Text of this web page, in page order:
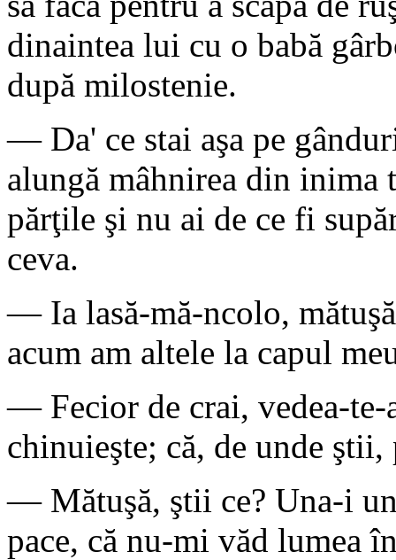
dinaintea lui cu o babă
după milostenie.
— Da' ce stai aşa pe
alungă mâhnirea din inima
părţile şi nu ai de ce fi
ceva.
— Ia lasă-mă-ncolo,
acum am altele la capul
— Fecior de crai, vedea-te-
chinuieşte; că, de unde ştii,
— Mătuşă, ştii ce? Una-i
pace, că nu-mi văd lumea